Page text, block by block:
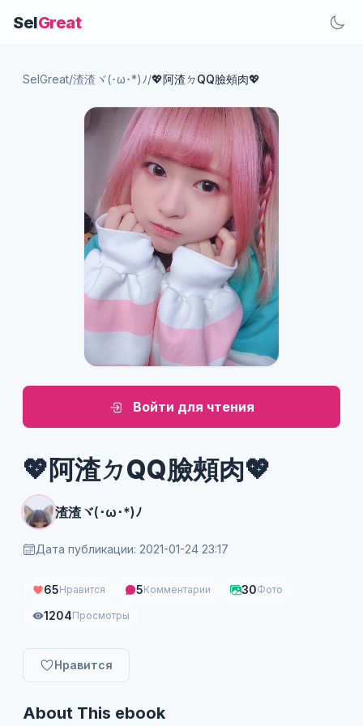
SelGreat
SelGreat/渣渣ヾ(･ω･*)ﾉ/💖阿渣ㄉQQ臉頰肉💖
Войти для чтения
💖阿渣ㄉQQ臉頰肉💖
渣渣ヾ(･ω･*)ﾉ
Дата публикации: 2021-01-24 23:17
65Нравится 5Комментарии 30Фото
1204Просмотры
Нравится
About This ebook